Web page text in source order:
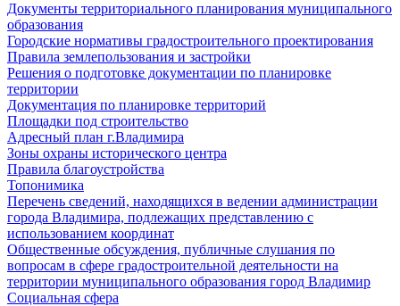
Документы территориального планирования муниципального
образования
Городские нормативы градостроительного проектирования
Правила землепользования и застройки
Решения о подготовке документации по планировке
территории
Документация по планировке территорий
Площадки под строительство
Адресный план г.Владимира
Зоны охраны исторического центра
Правила благоустройства
Топонимика
Перечень сведений, находящихся в ведении администрации
города Владимира, подлежащих представлению с
использованием координат
Общественные обсуждения, публичные слушания по
вопросам в сфере градостроительной деятельности на
территории муниципального образования город Владимир
Социальная сфера